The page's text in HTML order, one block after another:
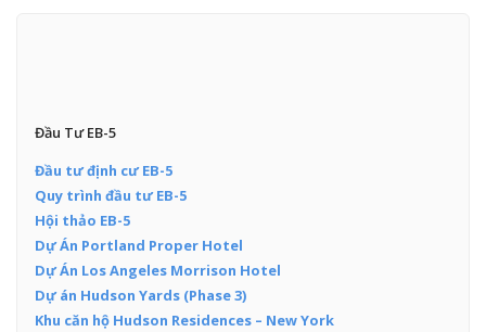
Đầu Tư EB-5
Đầu tư định cư EB-5
Quy trình đầu tư EB-5
Hội thảo EB-5
Dự Án Portland Proper Hotel
Dự Án Los Angeles Morrison Hotel
Dự án Hudson Yards (Phase 3)
Khu căn hộ Hudson Residences – New York